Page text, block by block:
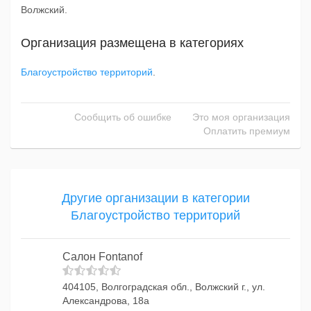
Волжский.
Организация размещена в категориях
Благоустройство территорий
Сообщить об ошибке
Это моя организация
Оплатить премиум
Другие организации в категории
Благоустройство территорий
Салон Fontanof
404105, Волгоградская обл., Волжский г., ул.
Александрова, 18а